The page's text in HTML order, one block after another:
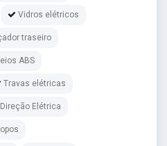
Vidros elétricos
traseiro
ABS
Travas elétricas
Direção Elétrica